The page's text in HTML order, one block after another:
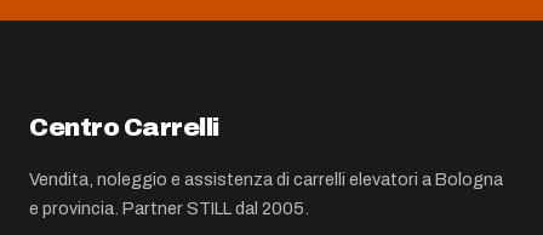
Centro Carrelli
Vendita, noleggio e assistenza di carrelli elevatori a Bologna
e provincia. Partner STILL dal 2005.